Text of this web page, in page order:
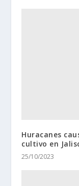
Huracanes
cultivo en
25/10/2023